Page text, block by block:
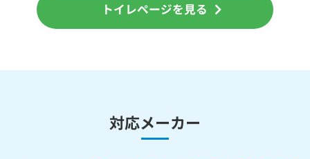
トイレページを見る
対応メーカー